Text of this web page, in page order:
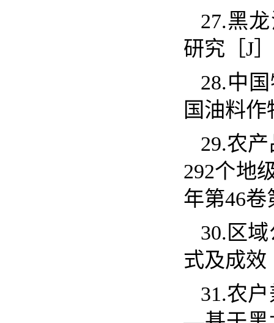
27.黑
研究［ J
28.中
国油料
29.农
292个地
年第46卷
30. 区
式及成效
31.农